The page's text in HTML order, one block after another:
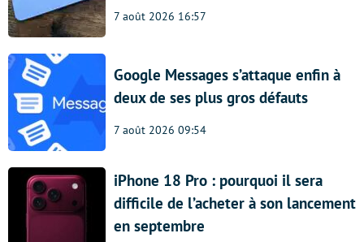
7 août 2026 16:57
Google Messages s’attaque enfin à
deux de ses plus gros défauts
7 août 2026 09:54
iPhone 18 Pro : pourquoi il sera
difficile de l’acheter à son lancement
en septembre